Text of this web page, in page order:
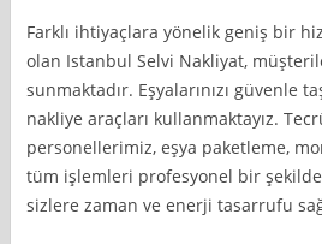
Farklı ihtiyaçlara yönelik geniş bir
olan Istanbul Selvi Nakliyat,
sunmaktadır. Eşyalarınızı güvenle
nakliye araçları kullanmaktayız.
personellerimiz, eşya paketleme,
tüm işlemleri profesyonel bir
sizlere zaman ve enerji tasarrufu